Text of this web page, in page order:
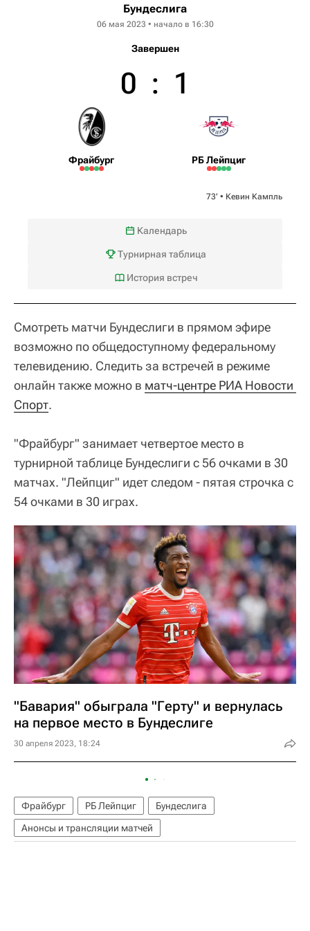
Бундеслига
06 мая 2023 • начало в 16:30
Завершен
Фрайбург
0 : 1
РБ Лейпциг
73‎’‎ • Кевин Кампль
Календарь
Турнирная таблица
История встреч
Смотреть матчи Бундеслиги в прямом эфире
возможно по общедоступному федеральному
телевидению. Следить за встречей в режиме
онлайн также можно в матч-центре РИА Новости
Спорт.
"Фрайбург" занимает четвертое место в
турнирной таблице Бундеслиги с 56 очками в 30
матчах. "Лейпциг" идет следом - пятая строчка с
54 очками в 30 играх.
"Бавария" обыграла "Герту" и вернулась
на первое место в Бундеслиге
30 апреля 2023, 18:24
Фрайбург РБ Лейпциг
Бундеслига
Анонсы и трансляции матчей